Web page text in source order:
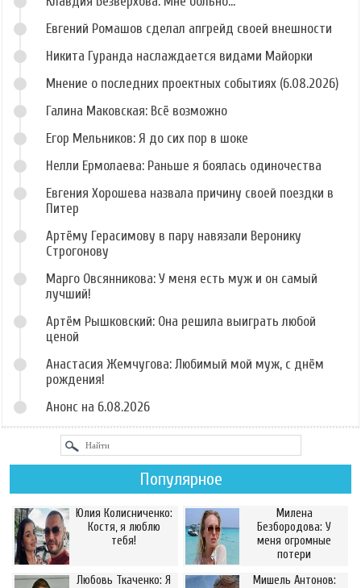
Евгений Ромашов сделал апгрейд своей внешности
Никита Гуранда наслаждается видами Майорки
Мнение о последних проектных событиях (6.08.2026)
Галина Маковская: Всё возможно
Егор Мельников: Я до сих пор в шоке
Нелли Ермолаева: Раньше я боялась одиночества
Евгения Хорошева назвала причину своей поездки в
Питер
Артёму Герасимову в пару навязали Веронику
Строгонову
Марго Овсянникова: У меня есть муж и он самый
лучший!
Артём Рышковский: Она решила выиграть любой
ценой
Анастасия Жемчугова: Любимый мой муж, с днём
рождения!
Анонс на 6.08.2026
Популярное
Юлия Колисниченко:
Костя, я люблю
тебя!
Милена
Безбородова: У
меня огромные
потери
Любовь Ткаченко: Я
Мишель Антонов: